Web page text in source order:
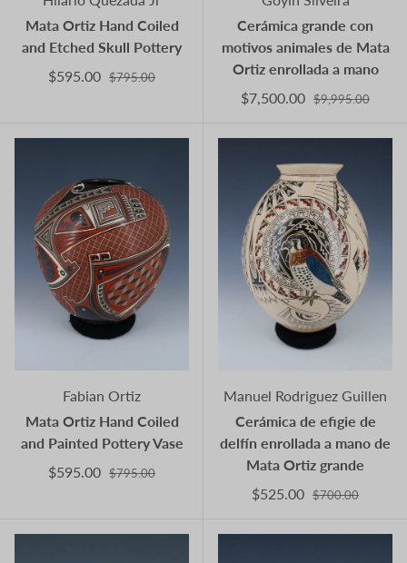
Mata Ortiz Hand Coiled
and Etched Skull Pottery
$595.00 $795.00
Cerámica grande con
motivos animales de Mata
Ortiz enrollada a mano
$7,500.00 $9,995.00
Fabian Ortiz
Mata Ortiz Hand Coiled
and Painted Pottery Vase
$595.00 $795.00
Manuel Rodriguez Guillen
Cerámica de efigie de
delfín enrollada a mano de
Mata Ortiz grande
$525.00 $700.00